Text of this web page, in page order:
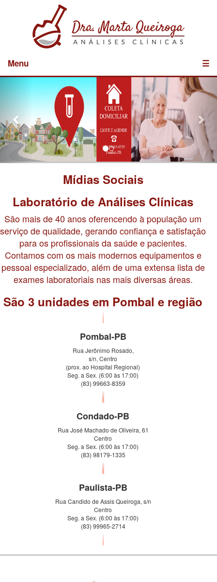
Menu ☰
Previous
Mídias Sociais
Laboratório de Análises Clínicas
São mais de 40 anos oferencendo à população um
serviço de qualidade, gerando confiança e satisfação
para os profissionais da saúde e pacientes.
Contamos com os mais modernos equipamentos e
pessoal especializado, além de uma extensa lista de
exames laboratoriais nas mais diversas áreas.
São 3 unidades em Pombal e região
Pombal-PB
Rua Jerônimo Rosado,
s/n, Centro
(prox. ao Hospital Regional)
Seg. a Sex. (6:00 às 17:00)
(83) 99663-8359
Condado-PB
Rua José Machado de Oliveira, 61
Centro
Seg. a Sex. (6:00 às 17:00)
(83) 98179-1335
Paulista-PB
Rua Candido de Assis Queiroga, s/n
Centro
Seg. a Sex. (6:00 às 17:00)
(83) 99965-2714